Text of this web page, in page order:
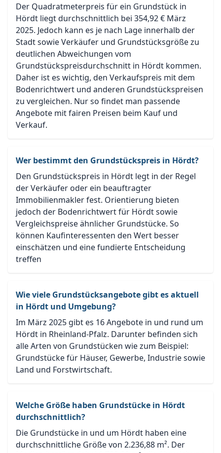
Der Quadratmeterpreis für ein Grundstück in
Hördt liegt durchschnittlich bei 354,92 € März
2025. Jedoch kann es je nach Lage innerhalb der
Stadt sowie Verkäufer und Grundstücksgröße zu
deutlichen Abweichungen vom
Grundstückspreisdurchschnitt in Hördt kommen.
Daher ist es wichtig, den Verkaufspreis mit dem
Bodenrichtwert und anderen Grundstückspreisen
zu vergleichen. Nur so findet man passende
Angebote mit fairen Preisen beim Kauf und
Verkauf.
Wer bestimmt den Grundstückspreis in Hördt?
Den Grundstückspreis in Hördt legt in der Regel
der Verkäufer oder ein beauftragter
Immobilienmakler fest. Orientierung bieten
jedoch der Bodenrichtwert für Hördt sowie
Vergleichspreise ähnlicher Grundstücke. So
können Kaufinteressenten den Wert besser
einschätzen und eine fundierte Entscheidung
treffen
Wie viele Grundstücksangebote gibt es aktuell
in Hördt und Umgebung?
Im März 2025 gibt es 16 Angebote in und rund um
Hördt in Rheinland-Pfalz. Darunter befinden sich
alle Arten von Grundstücken wie zum Beispiel:
Grundstücke für Häuser, Gewerbe, Industrie sowie
Land und Forstwirtschaft.
Welche Größe haben Grundstücke in Hördt
durchschnittlich?
Die Grundstücke in und um Hördt haben eine
durchschnittliche Größe von 2.236,88 m². Der